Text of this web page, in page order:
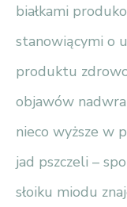
białkami
stanowiącymi o
produktu
objawów
nieco wyższe w
jad pszczeli –
słoiku miodu